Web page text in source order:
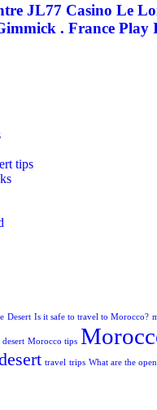
JL77 Casino Le
. France Play
tips
Desert Is it safe to travel to Morocco?
Morocco tips
travel trips What are the